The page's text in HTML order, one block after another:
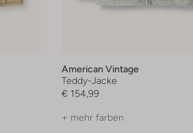
American Vintage
Teddy-Jacke
€ 154,99
+ mehr farben